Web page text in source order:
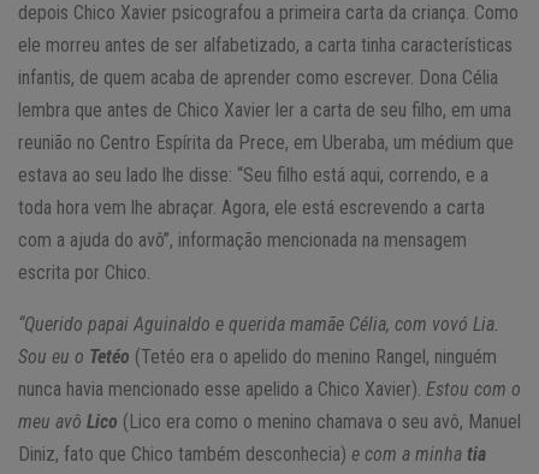
depois Chico Xavier psicografou a primeira carta da criança. Como
ele morreu antes de ser alfabetizado, a carta tinha características
infantis, de quem acaba de aprender como escrever. Dona Célia
lembra que antes de Chico Xavier ler a carta de seu filho, em uma
reunião no Centro Espírita da Prece, em Uberaba, um médium que
estava ao seu lado lhe disse: “Seu filho está aqui, correndo, e a
toda hora vem lhe abraçar. Agora, ele está escrevendo a carta
com a ajuda do avô”, informação mencionada na mensagem
escrita por Chico.
“Querido papai Aguinaldo e querida mamãe Célia, com vovó Lia.
Sou eu o Tetéo (Tetéo era o apelido do menino Rangel, ninguém
nunca havia mencionado esse apelido a Chico Xavier). Estou com o
meu avô Lico (Lico era como o menino chamava o seu avô, Manuel
Diniz, fato que Chico também desconhecia) e com a minha tia